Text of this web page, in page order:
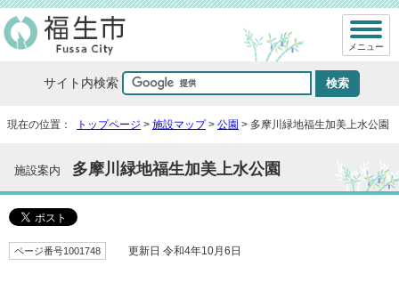
サイト内検索
メニュー
現在の位置： トップページ > 施設マップ> 公園 > 多摩川緑地福生加美上水公園
施設案内 多摩川緑地福生加美上水公園
ページ番号1001748 更新日 令和4年10月6日